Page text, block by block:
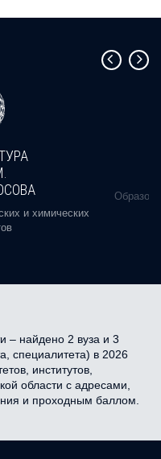
и химических
– найдено 2 вуза и 3
специалитета) в 2026
институтов,
области с адресами,
и проходным баллом.